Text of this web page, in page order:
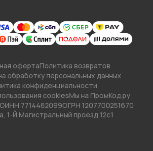
офертаПолитика возвратов
обработку персональных данных
конфиденциальности
cookiesМы на ПромКод.ру
ИНН 7714462099ОГРН 1207700251670
1-Й Магистральный проезд 12с1